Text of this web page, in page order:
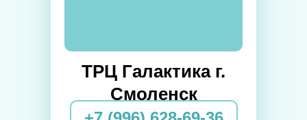
ТРЦ Галактика г.
Смоленск